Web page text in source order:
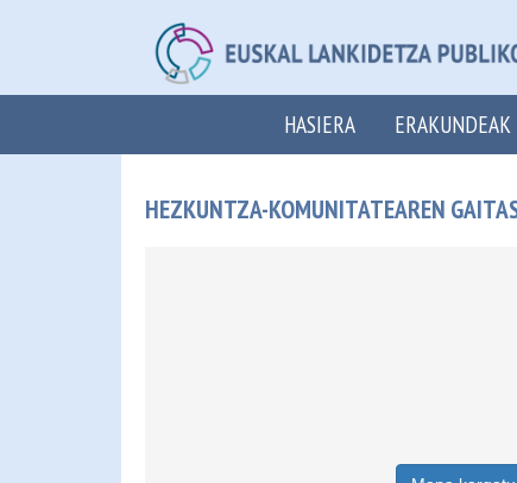
HASIERA ERAKUNDEAK
HEZKUNTZA-KOMUNITATEAREN